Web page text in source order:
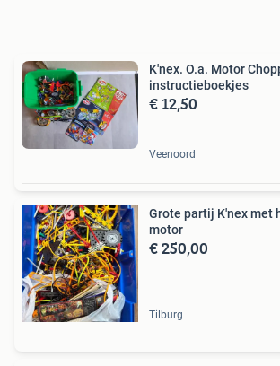
K'nex. O.a. Motor
instructieboekjes
€ 12,50
Veenoord
Grote partij K'nex met
motor
€ 250,00
Tilburg